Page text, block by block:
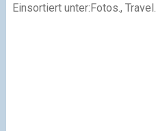
Einsortiert unter:Fotos., Travel.